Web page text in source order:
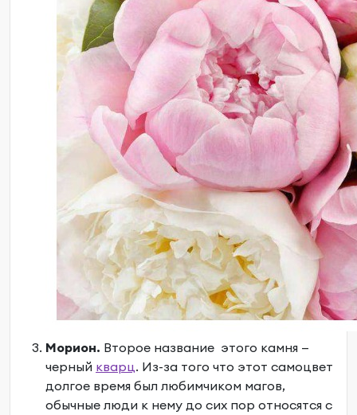
Морион. Второе название этого камня —
черный кварц. Из-за того что этот самоцвет
долгое время был любимчиком магов,
обычные люди к нему до сих пор относятся с